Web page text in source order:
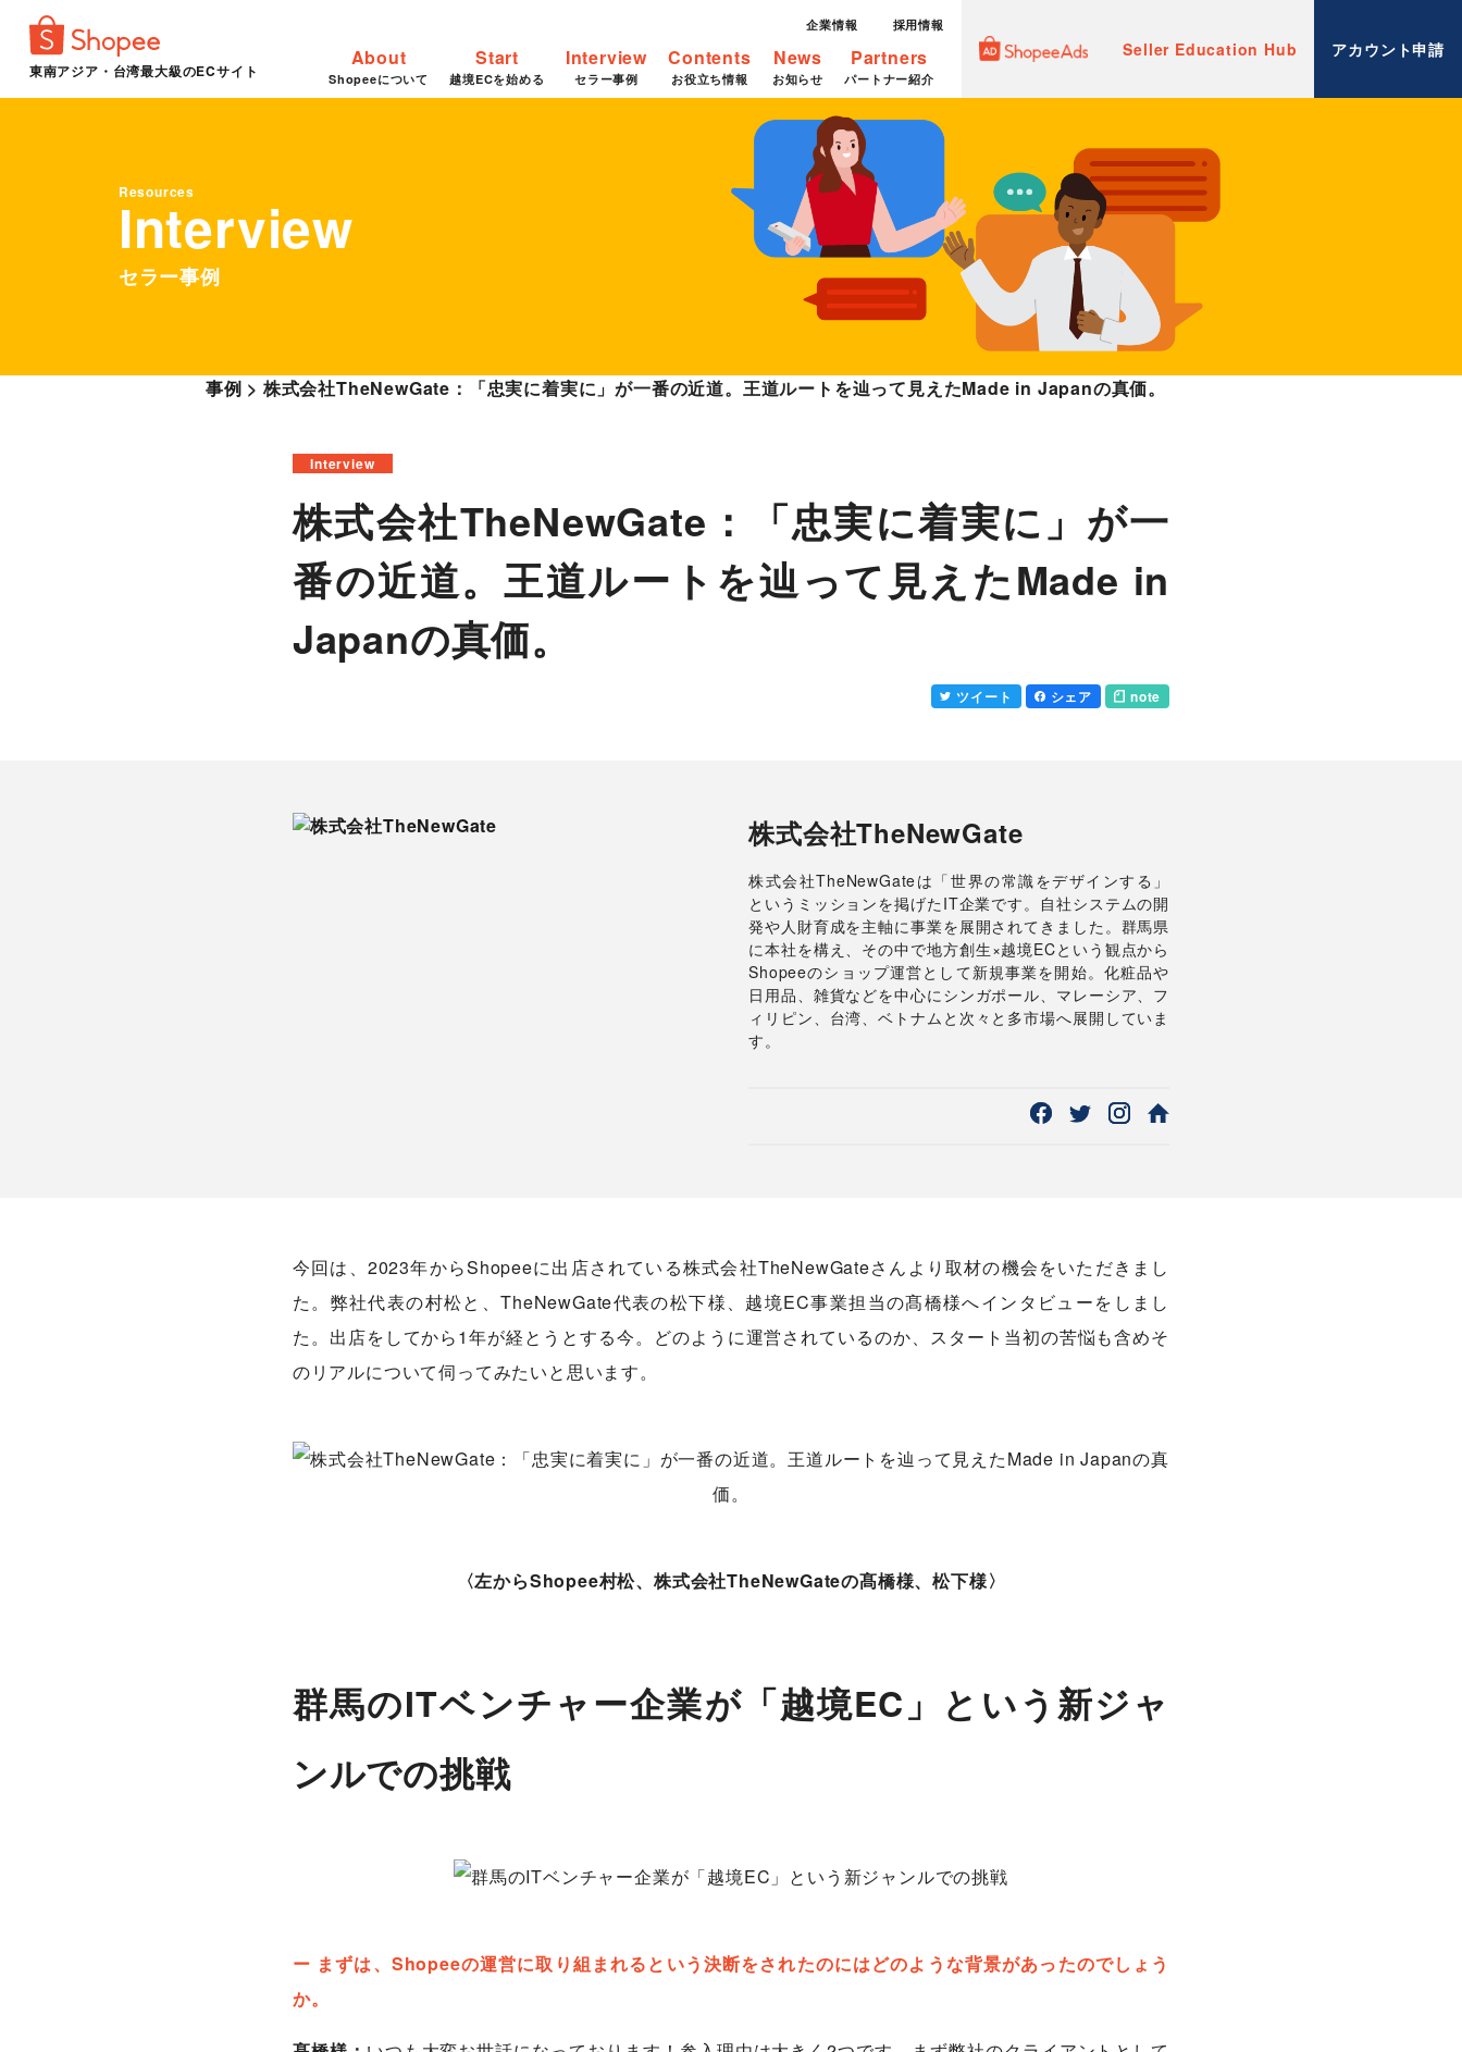
東南アジア・台湾最大級のECサイト
企業情報 採用情報
About
Shopeeについて
Start
越境ECを始める
Interview
セラー事例
Contents
お役立ち情報
News
お知らせ
Partners
パートナー紹介
Seller Education Hub アカウント申請
Resources
Interview
セラー事例
事例 > 株式会社TheNewGate：「忠実に着実に」が一番の近道。王道ルートを辿って見えたMade in Japanの真価。
Interview
株式会社TheNewGate：「忠実に着実に」が一
番の近道。王道ルートを辿って見えたMade in
Japanの真価。
ツイート シェア note
株式会社TheNewGate
株式会社TheNewGateは「世界の常識をデザインする」
というミッションを掲げたIT企業です。自社システムの開
発や人財育成を主軸に事業を展開されてきました。群馬県
に本社を構え、その中で地方創生×越境ECという観点から
Shopeeのショップ運営として新規事業を開始。化粧品や
日用品、雑貨などを中心にシンガポール、マレーシア、フ
ィリピン、台湾、ベトナムと次々と多市場へ展開していま
す。
今回は、2023年からShopeeに出店されている株式会社TheNewGateさんより取材の機会をいただきまし
た。弊社代表の村松と、TheNewGate代表の松下様、越境EC事業担当の髙橋様へインタビューをしまし
た。出店をしてから1年が経とうとする今。どのように運営されているのか、スタート当初の苦悩も含めそ
のリアルについて伺ってみたいと思います。
〈左からShopee村松、株式会社TheNewGateの髙橋様、松下様〉
群馬のITベンチャー企業が「越境EC」という新ジャ
ンルでの挑戦
ー まずは、Shopeeの運営に取り組まれるという決断をされたのにはどのような背景があったのでしょう
か。